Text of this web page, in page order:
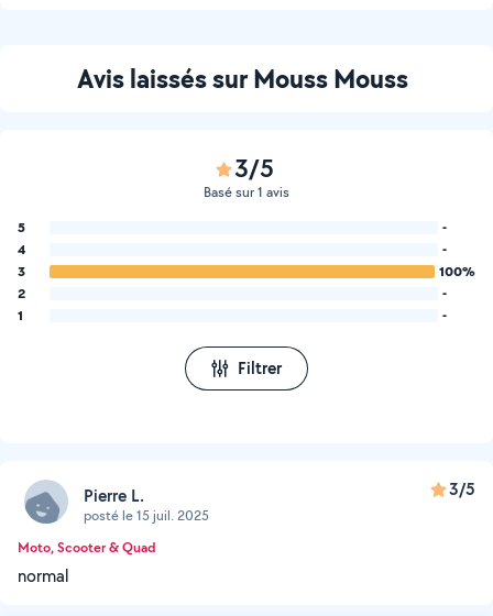
Avis laissés sur Mouss Mouss
3/5
Basé sur 1 avis
5
-
4
-
3
100%
2
-
1
-
Filtrer
Pierre L.
posté le 15 juil. 2025
3/5
Moto, Scooter & Quad
normal